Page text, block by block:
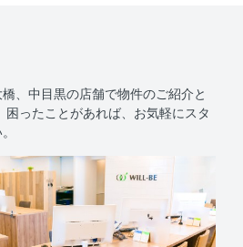
、中目黒の店舗で物件のご紹介と
困ったことがあれば、お気軽にスタ